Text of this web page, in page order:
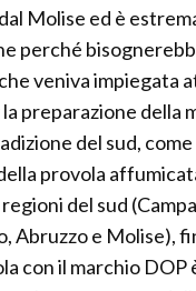
Molise ed è
perché
veniva impiegata
preparazione della
del sud,
provola
del sud
Abruzzo e Molise),
con il marchio